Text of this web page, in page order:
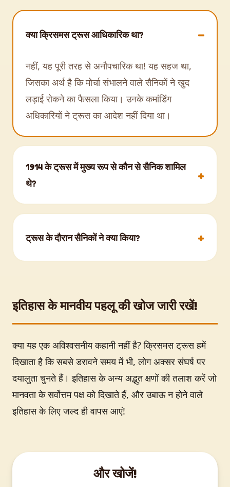
क्या क्रिसमस ट्रूस आधिकारिक था?
नहीं, यह पूरी तरह से अनौपचारिक था! यह सहज था,
जिसका अर्थ है कि मोर्चा संभालने वाले सैनिकों ने खुद
लड़ाई रोकने का फैसला किया। उनके कमांडिंग
अधिकारियों ने ट्रूस का आदेश नहीं दिया था।
1914 के ट्रूस में मुख्य रूप से कौन से सैनिक शामिल
थे?
सबसे व्यापक ट्रूस फ्रांस और बेल्जियम में पश्चिमी मोर्चे
मोर्चे के फ्रांसीसी पक्ष में इतना मेल-मिलाप नहीं देखा
गया।
ट्रूस के दौरान सैनिकों ने क्या किया?
कैरल गा सकें, और लड़ाई में मारे गए अपने मृत साथियों
इतिहास के मानवीय पहलू की खोज जारी रखें!
क्या यह एक अविश्वसनीय कहानी नहीं है? क्रिसमस ट्रूस हमें
दिखाता है कि सबसे डरावने समय में भी, लोग अक्सर संघर्ष पर
दयालुता चुनते हैं। इतिहास के अन्य अद्भुत क्षणों की तलाश करें जो
मानवता के सर्वोत्तम पक्ष को दिखाते हैं, और उबाऊ न होने वाले
इतिहास के लिए जल्द ही वापस आएं!
और खोजें!